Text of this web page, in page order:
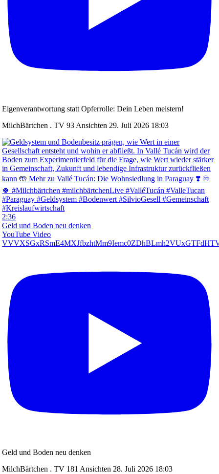
Eigenverantwortung statt Opferrolle: Dein Leben meistern!
MilchBärtchen . TV 93 Ansichten 29. Juli 2026 18:03
2:36
Geld und Boden neu denken
YouTube Video
Geld und Boden neu denken
MilchBärtchen . TV 181 Ansichten 28. Juli 2026 18:03